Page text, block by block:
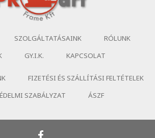
SZOLGÁLTATÁSAINK
RÓLUNK
GY.I.K. KAPCSOLAT
FIZETÉSI ÉS SZÁLLÍTÁSI FELTÉTELEK
SZABÁLYZAT
ÁSZF